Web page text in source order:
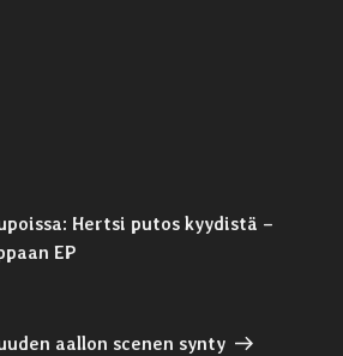
Hertsi putos kyydistä –
EP
aallon scenen synty